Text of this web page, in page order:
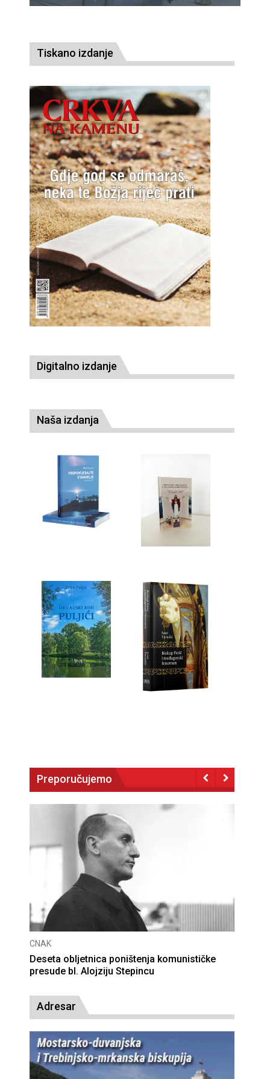
Tiskano izdanje
Digitalno izdanje
Naša izdanja
Preporučujemo
CNAK
Deseta obljetnica poništenja komunističke
presude bl. Alojziju Stepincu
Adresar